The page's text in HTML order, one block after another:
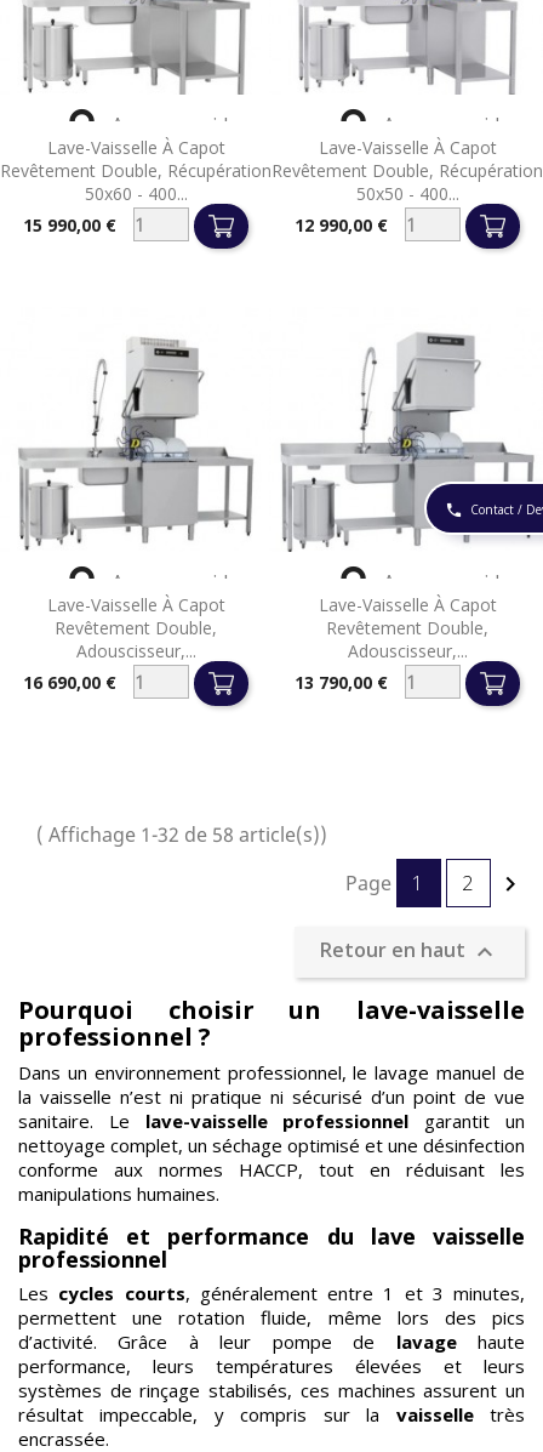
phone Contact /
Lave-Vaisselle À Capot
Revêtement Double, Récupération
50x60 - 400...
Prix
15 990,00 €
 Aperçu rapide
Lave-Vaisselle À Capot
Revêtement Double, Récupération
50x50 - 400...
Prix
12 990,00 €
 Aperçu rapide
Lave-Vaisselle À Capot
Revêtement Double,
Adouscisseur,...
Prix
16 690,00 €
 Aperçu rapide
Lave-Vaisselle À Capot
Revêtement Double,
Adouscisseur,...
Prix
13 790,00 €
 Aperçu rapide
( Affichage 1-32 de 58 article(s))
Page
1 2 
Retour en haut 
Pourquoi choisir un lave-vaisselle
professionnel ?
Dans un environnement professionnel, le lavage manuel de
la vaisselle n’est ni pratique ni sécurisé d’un point de vue
sanitaire. Le lave-vaisselle professionnel garantit un
nettoyage complet, un séchage optimisé et une désinfection
conforme aux normes HACCP, tout en réduisant les
manipulations humaines.
Rapidité et performance du lave vaisselle
professionnel
Les cycles courts, généralement entre 1 et 3 minutes,
permettent une rotation fluide, même lors des pics
d’activité. Grâce à leur pompe de lavagehaute
performance, leurs températures élevées et leurs
systèmes de rinçage stabilisés, ces machines assurent un
résultat impeccable, y compris sur la vaisselletrès
encrassée.